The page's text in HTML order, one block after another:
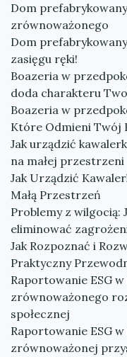
Dom
zrównoważonego
Dom
zasięgu ręki!
Boazeria w
doda charakteru
Boazeria w
Które Odmieni Twój
Jak urządzić
na małej przestrzeni
Jak Urządzić
Małą Przestrzeń
Problemy z wilgocią:
eliminować
Jak Rozpoznać i
Praktyczny
Raportowanie ESG
zrównoważonego
społecznej
Raportowanie ESG
zrównoważonej